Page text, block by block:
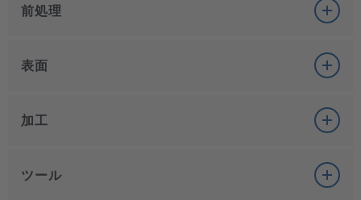
前処理
サンドブラスト
完全に除去することは必須であり、こうしないと、表
らです。一つの方法としてサンドブラストがあります
が、これは圧縮空気吹き付けとも呼ばれることがあり
表面
表面技術
にも適したコーティング技術です。静電粉体塗装(EPS)
加工
ツール